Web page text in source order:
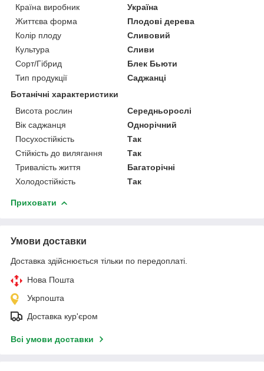
Країна виробник
Україна
Життєва форма
Плодові дерева
Колір плоду
Сливовий
Культура
Сливи
Сорт/Гібрид
Блек Бьюти
Тип продукції
Саджанці
Ботанічні характеристики
Висота рослин
Середньорослі
Вік саджанця
Однорічний
Посухостійкість
Так
Стійкість до вилягання
Так
Тривалість життя
Багаторічні
Холодостійкість
Так
Приховати
Умови доставки
Доставка здійснюється тільки по передоплаті.
Нова Пошта
Укрпошта
Доставка кур'єром
Всі умови доставки